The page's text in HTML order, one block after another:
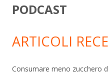
PODCAST
ARTICOLI
Consumare meno zucchero